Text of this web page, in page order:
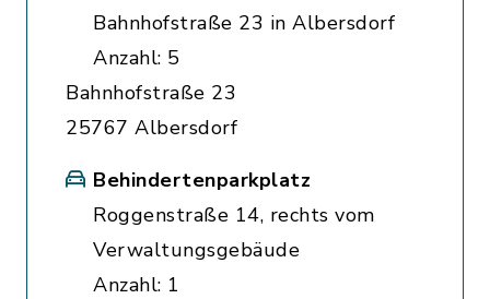
Bahnhofstraße 23 in Albersdorf
Anzahl: 5
Bahnhofstraße 23
25767 Albersdorf
Behindertenparkplatz
Roggenstraße 14, rechts vom
Verwaltungsgebäude
Anzahl: 1